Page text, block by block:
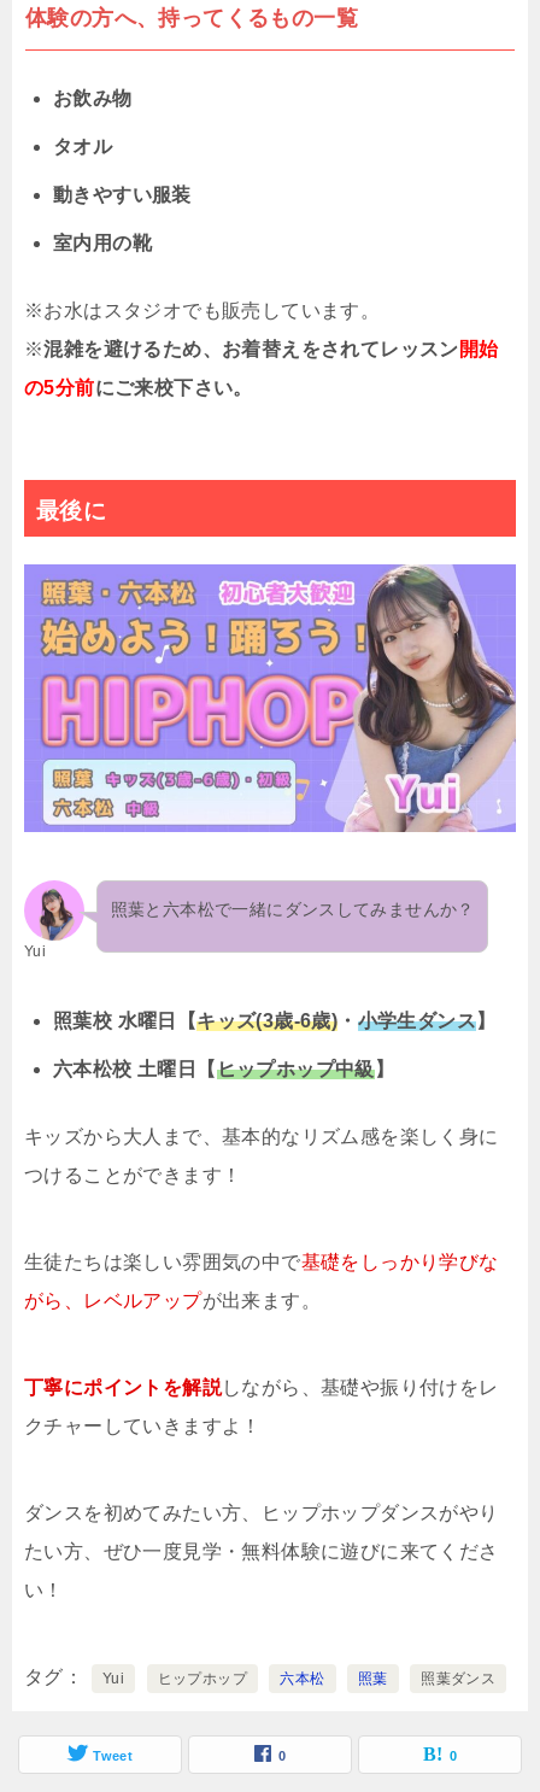
体験の方へ、持ってくるもの一覧
お飲み物
タオル
動きやすい服装
室内用の靴
※お水はスタジオでも販売しています。
※混雑を避けるため、お着替えをされてレッスン開始
の5分前にご来校下さい。
最後に
Yui
照葉と六本松で一緒にダンスしてみませんか？
照葉校 水曜日【キッズ(3歳-6歳) ・ 小学生ダンス】
六本松校 土曜日【ヒップホップ中級】
キッズから大人まで、基本的なリズム感を楽しく身に
つけることができます！
生徒たちは楽しい雰囲気の中で基礎をしっかり学びな
がら、レベルアップが出来ます。
丁寧にポイントを解説しながら、基礎や振り付けをレ
クチャーしていきますよ！
ダンスを初めてみたい方、ヒップホップダンスがやり
たい方、ぜひ一度見学・無料体験に遊びに来てくださ
い！
タグ Yui ヒップホップ 六本松 照葉 照葉ダンス
Tweet 0 0